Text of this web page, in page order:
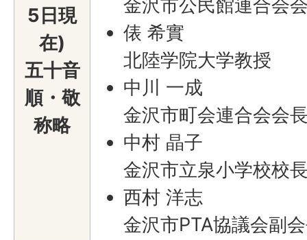
5日現
在)
五十音
順・敬
称略
金沢市公民館連合会
俵 希實
北陸学院大学教授
中川 一成
金沢市町会連合会会
中村 晶子
金沢市立泉小学校校
西村 洋志
金沢市PTA協議会副